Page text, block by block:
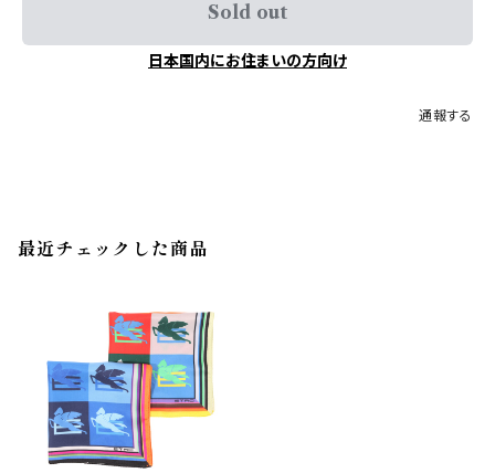
Sold out
日本国内にお住まいの方向け
通報する
最近チェックした商品